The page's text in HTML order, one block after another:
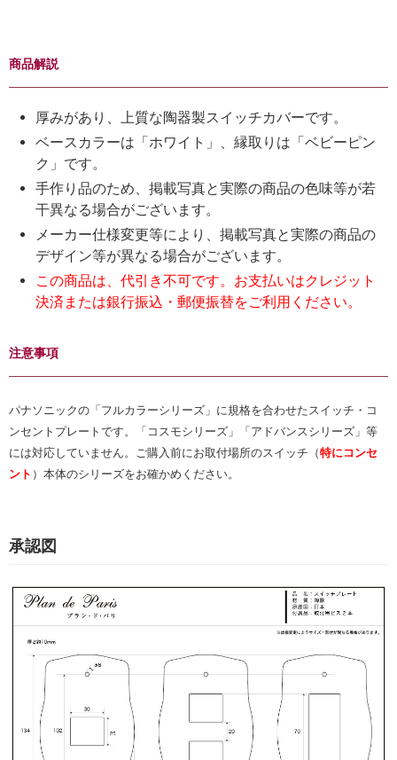
商品解説
厚みがあり、上質な陶器製スイッチカバーです。
ベースカラーは「ホワイト」、縁取りは「ベビーピン
ク」です。
手作り品のため、掲載写真と実際の商品の色味等が若
干異なる場合がございます。
メーカー仕様変更等により、掲載写真と実際の商品の
デザイン等が異なる場合がございます。
この商品は、代引き不可です。お支払いはクレジット
決済または銀行振込・郵便振替をご利用ください。
注意事項
パナソニックの「フルカラーシリーズ」に規格を合わせたスイッチ・コ
ンセントプレートです。「コスモシリーズ」「アドバンスシリーズ」等
には対応していません。ご購入前にお取付場所のスイッチ（特にコンセ
ント ）本体のシリーズをお確かめください。
承認図